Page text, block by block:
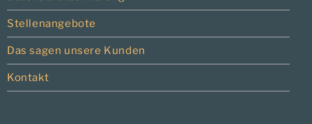
Stellenangebote
Das sagen unsere Kunden
Kontakt